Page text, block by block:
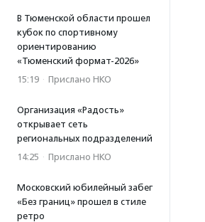
В Тюменской области прошел
кубок по спортивному
ориентированию
«Тюменский формат-2026»
15:19 · Прислано НКО
Организация «Радость»
открывает сеть
региональных подразделений
14:25 · Прислано НКО
Московский юбилейный забег
«Без границ» прошел в стиле
ретро